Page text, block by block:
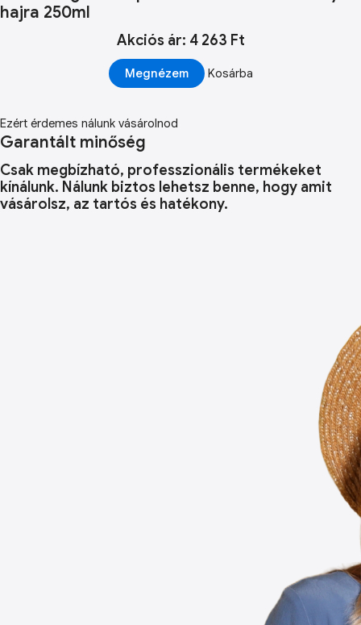
hajra 250ml
Akciós ár: 4 263 Ft
Megnézem Kosárba
Ezért érdemes nálunk vásárolnod
Garantált minőség
Csak megbízható, professzionális termékeket
kínálunk. Nálunk biztos lehetsz benne, hogy amit
vásárolsz, az tartós és hatékony.